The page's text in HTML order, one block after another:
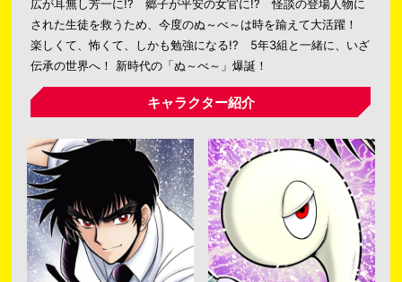
広が耳無し芳一に!? 郷子が平安の女官に!? 怪談の登場人物に
された生徒を救うため、今度のぬ～べ～は時を踰えて大活躍！
楽しくて、怖くて、しかも勉強になる!? 5年3組と一緒に、いざ
伝承の世界へ！ 新時代の「ぬ～べ～」爆誕！
キャラクター紹介